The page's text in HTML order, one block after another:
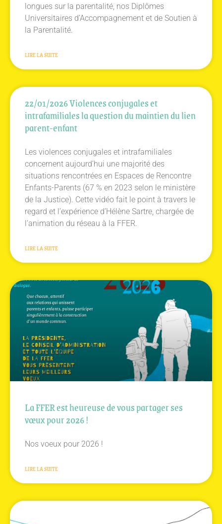
longues sur la parentalité, nos Diplômes
Universitaires d’Accompagnement et de Soutien à
la Parentalité.
LIRE LA SUITE
22/01/2026 Violences conjugales et
intrafamiliales la question du maintien du lien
parent-enfant
Les violences conjugales et intrafamiliales
concernent aujourd’hui une majorité des
situations rencontrées en Espaces de Rencontre
Enfants-Parents (67 % en 2023 selon le ministère
de la Justice). Cette vidéo fait le point à travers le
regard et l’expérience d’Hélène Sartre, chargée de
l’animation du réseau à la FFER.
LIRE LA SUITE
La FFER est heureuse de vous partager ses
vœux pour 2026 !
Nos voeux pour 2026 !
LIRE LA SUITE